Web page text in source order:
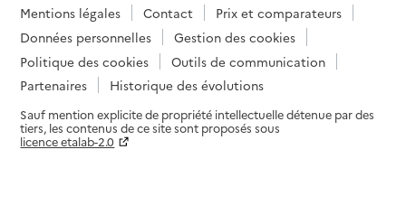
Mentions légales
Contact
Prix et comparateurs
Données personnelles
Gestion des cookies
Politique des cookies
Outils de communication
Partenaires
Historique des évolutions
Sauf mention explicite de propriété intellectuelle détenue par des
tiers, les contenus de ce site sont proposés sous
licence etalab-2.0